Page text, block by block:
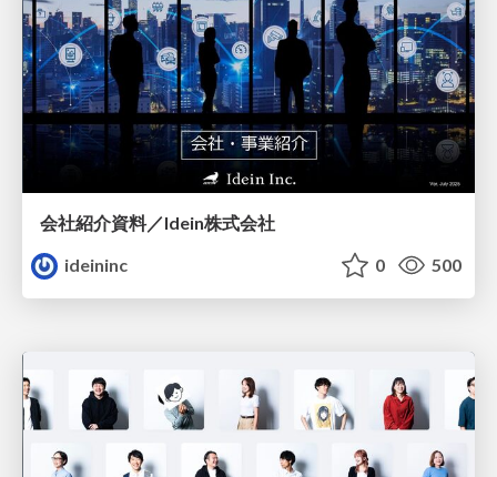
会社紹介資料／Idein株式会社
ideininc
0 500